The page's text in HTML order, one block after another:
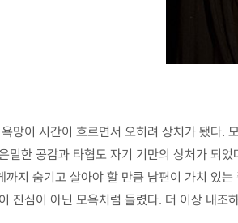
망이 시간이 흐르면서 오히려 상처가 됐다.
밀한 공감과 타협도 자기 기만의 상처가 되
까지 숨기고 살아야 할 만큼 남편이 가치 있
진심이 아닌 모욕처럼 들렸다. 더 이상 내조